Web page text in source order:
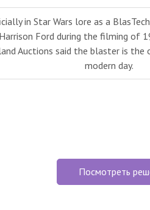
in Star Wars lore as a
Harrison Ford during the filming of
Auctions said the blaster is
modern day.
Посмотреть